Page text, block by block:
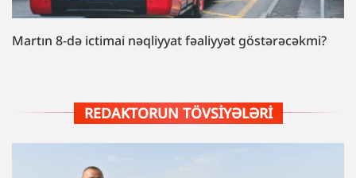
Martın 8-də ictimai nəqliyyat fəaliyyət göstərəcəkmi?
REDAKTORUN TÖVSIYƏLƏRI